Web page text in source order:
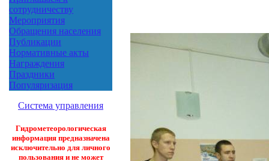
сотрудничеству
Мероприятия
Обращения населения
Публикации
Нормативные акты
Награждения
Праздники
Популяризация
Система управления
Гидрометеорологическая
информация предназначена
исключительно для личного
пользования и не может